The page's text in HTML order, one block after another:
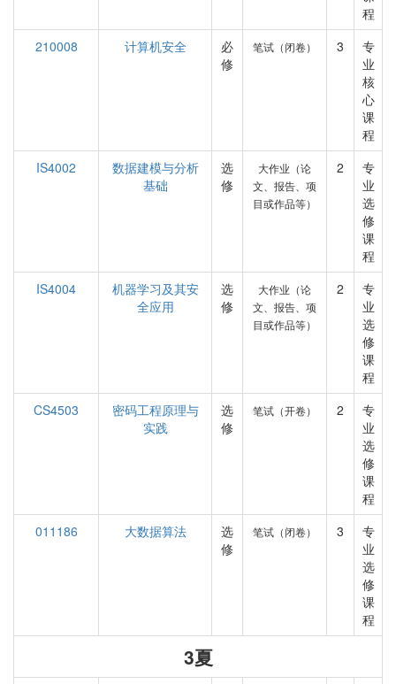
程
210008
计算机安全
必
修
笔试（闭卷） 3
专
业
核
心
课
程
IS4002
数据建模与分析
基础
选
修
大作业（论
文、报告、项
目或作品等）
2
专
业
选
修
课
程
IS4004
机器学习及其安
全应用
选
修
大作业（论
文、报告、项
目或作品等）
2
专
业
选
修
课
程
CS4503
密码工程原理与
实践
选
修
笔试（开卷） 2
专
业
选
修
课
程
011186
大数据算法
选
修
笔试（闭卷） 3
专
业
选
修
课
程
3夏